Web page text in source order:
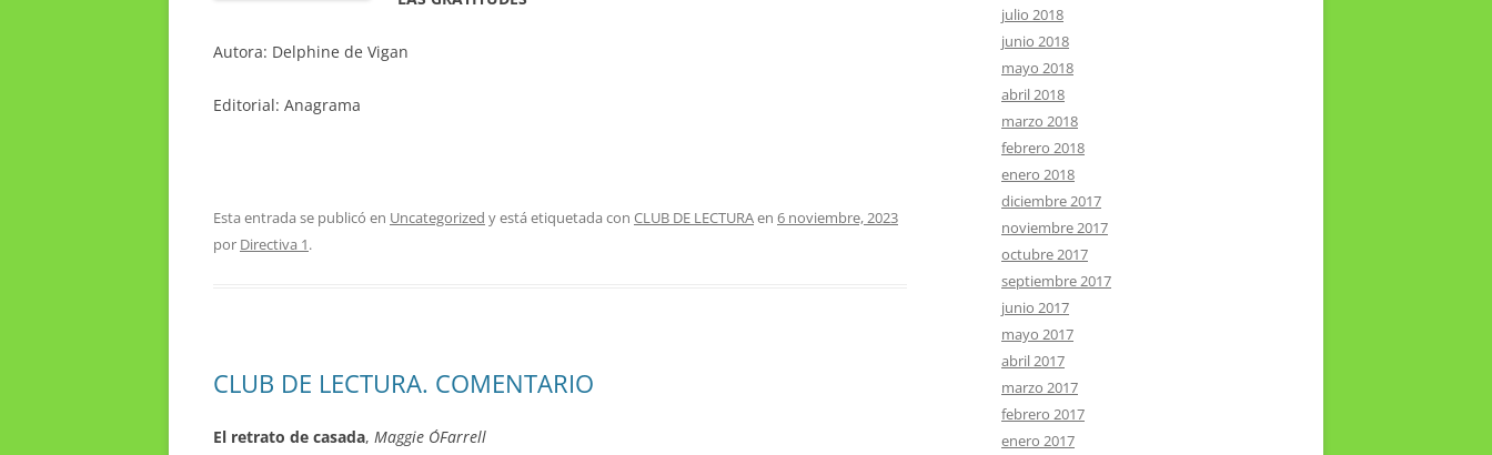
Autora: Delphine de Vigan
Editorial: Anagrama
Esta entrada se publicó en Uncategorized y está etiquetada con CLUB DE LECTURAen 6 noviembre, 2023
por Directiva 1.
CLUB DE LECTURA. COMENTARIO
El retrato de casada, Maggie O´Farrell
julio 2018
junio 2018
mayo 2018
abril 2018
marzo 2018
febrero 2018
enero 2018
diciembre 2017
noviembre 2017
octubre 2017
septiembre 2017
junio 2017
mayo 2017
abril 2017
marzo 2017
febrero 2017
enero 2017